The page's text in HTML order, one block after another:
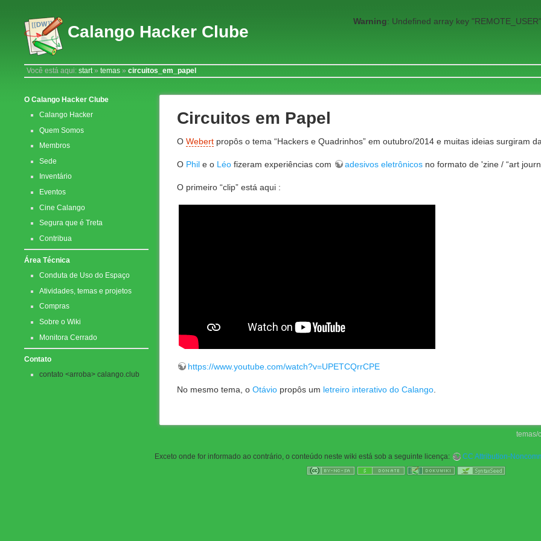
Calango Hacker Clube
Warning: Undefined array key
Você está aqui:start»temas »circuitos_em_papel
O Calango Hacker Clube
Calango Hacker
Quem Somos
Membros
Sede
Inventário
Eventos
Cine Calango
Segura que é Treta
Contribua
Área Técnica
Conduta de Uso do Espaço
Atividades, temas e projetos
Compras
Sobre o Wiki
Monitora Cerrado
Contato
contato <arroba> calango.club
Circuitos em Papel
O Webert propôs o tema “Hackers e Quadrinhos” em outubro/2014 e muitas ideias surgiram
O Phil e o Léo fizeram experiências com adesivos eletrônicos no formato de 'zine / “art
O primeiro “clip” está aqui :
https://www.youtube.com/watch?v=UPETCQrrCPE
No mesmo tema, o Otávio propôs um letreiro interativo do Calango.
temas/
Exceto onde for informado ao contrário, o conteúdo neste wiki está sob a seguinte licença: CC Attribution-